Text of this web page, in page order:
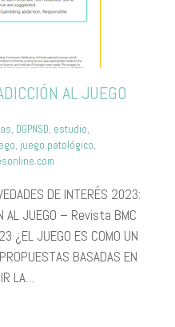
AL JUEGO
, DGPNSD, estudio,
, juego patológico,
DE INTERÉS 2023:
AL JUEGO – Revista BMC
¿EL JUEGO ES COMO UN
BASADAS EN
LA…